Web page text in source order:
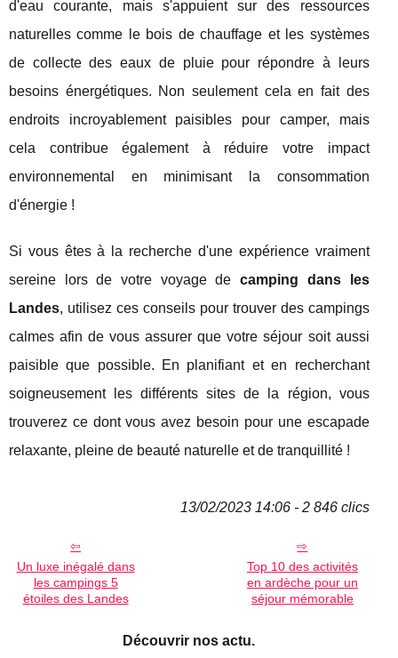
d'eau courante, mais s'appuient sur des ressources
naturelles comme le bois de chauffage et les systèmes
de collecte des eaux de pluie pour répondre à leurs
besoins énergétiques. Non seulement cela en fait des
endroits incroyablement paisibles pour camper, mais
cela contribue également à réduire votre impact
environnemental en minimisant la consommation
d'énergie !
Si vous êtes à la recherche d'une expérience vraiment
sereine lors de votre voyage decamping dans les
Landes, utilisez ces conseils pour trouver des campings
calmes afin de vous assurer que votre séjour soit aussi
paisible que possible. En planifiant et en recherchant
soigneusement les différents sites de la région, vous
trouverez ce dont vous avez besoin pour une escapade
relaxante, pleine de beauté naturelle et de tranquillité !
13/02/2023 14:06 - 2 846 clics
Un luxe inégalé dans
les campings 5
étoiles des Landes
Top 10 des activités
en ardèche pour un
séjour mémorable
Découvrir nos actu.